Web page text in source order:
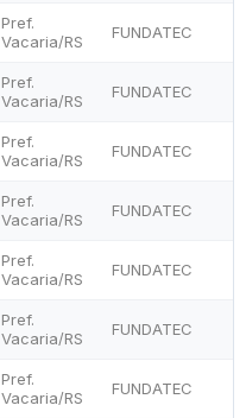
Pref.
Vacaria/RS
FUNDATEC
Pref.
Vacaria/RS
FUNDATEC
Pref.
Vacaria/RS
FUNDATEC
Pref.
Vacaria/RS
FUNDATEC
Pref.
Vacaria/RS
FUNDATEC
Pref.
Vacaria/RS
FUNDATEC
Pref.
Vacaria/RS
FUNDATEC